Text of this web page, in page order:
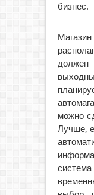
бизнес.
должен
можно
Лучше,